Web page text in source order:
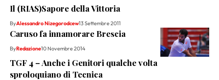
Il (RIAS)Sapore della Vittoria
ByAlessandro Nizegorodcew13 Settembre 2011
Caruso fa innamorare Brescia
ByRedazione10 Novembre 2014
TGF 4 – Anche i Genitori qualche volta
sproloquiano di Tecnica